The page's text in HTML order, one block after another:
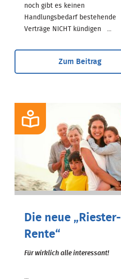
noch gibt es keinen
Handlungsbedarf bestehende
Verträge NICHT kündigen ...
Zum Beitrag
Die neue „Riester-
Rente“
Für wirklich alle interessant!
...